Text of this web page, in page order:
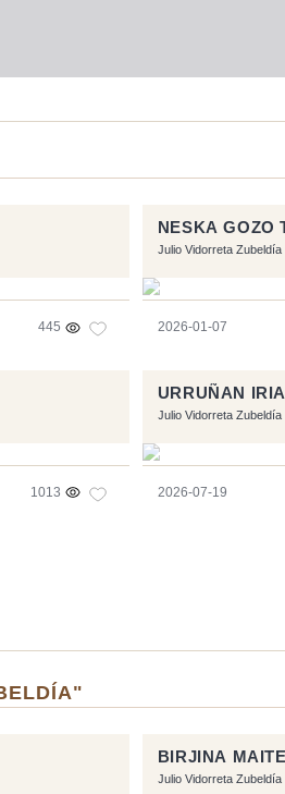
445
NESKA GOZO
Julio Vidorreta Zubeldía
2026-01-07
1013
URRUÑAN
Julio Vidorreta Zubeldía
2026-07-19
BIRJINA MAITE
Julio Vidorreta Zubeldía